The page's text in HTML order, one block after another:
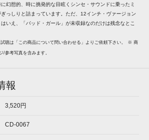
幻想的、時に挑発的な目眩くシンセ・サウンドに乗ったミ
っしりと詰まっています。ただ、12インチ・ヴァージョン
いえ、「バッド・ガール」が未収録なのだけは残念なとこ
聴は「この商品について問い合わせる」よりご依頼下さい。 ※ 商
/参考写真を含みます。
報
3,520円
CD-0067